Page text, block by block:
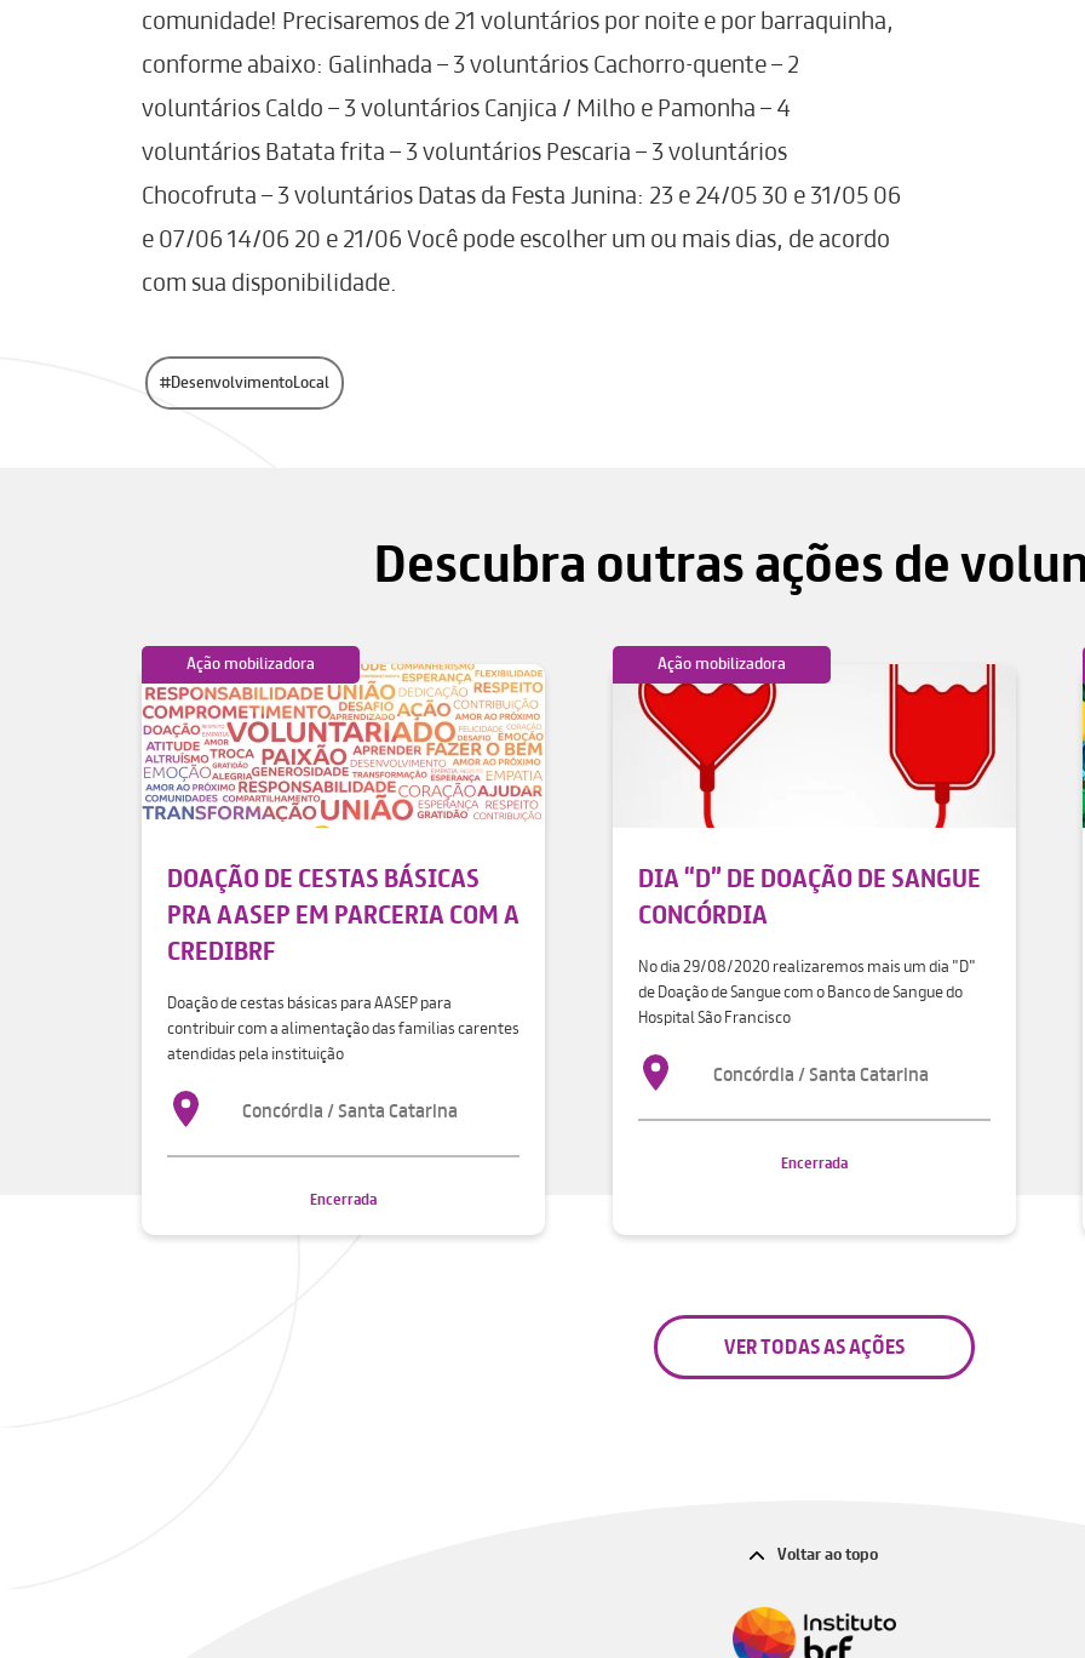
comunidade! Precisaremos de 21 voluntários por noite e por barraquinha,
conforme abaixo: Galinhada – 3 voluntários Cachorro-quente – 2
voluntários Caldo – 3 voluntários Canjica / Milho e Pamonha – 4
voluntários Batata frita – 3 voluntários Pescaria – 3 voluntários
Chocofruta – 3 voluntários Datas da Festa Junina: 23 e 24/05 30 e 31/05 06
e 07/06 14/06 20 e 21/06 Você pode escolher um ou mais dias, de acordo
com sua disponibilidade.
#DesenvolvimentoLocal
Descubra outras ações de
Ação mobilizadora
DOAÇÃO DE CESTAS BÁSICAS
PRA AASEP EM PARCERIA COM A
CREDIBRF
Doação de cestas básicas para AASEP para
contribuir com a alimentação das familias carentes
atendidas pela instituição
Concórdia / Santa Catarina
Encerrada
Ação mobilizadora
DIA “D” DE DOAÇÃO DE SANGUE
CONCÓRDIA
No dia 29/08/2020 realizaremos mais um dia "D"
de Doação de Sangue com o Banco de Sangue do
Hospital São Francisco
Concórdia / Santa Catarina
Encerrada
VER TODAS AS AÇÕES
Voltar ao topo